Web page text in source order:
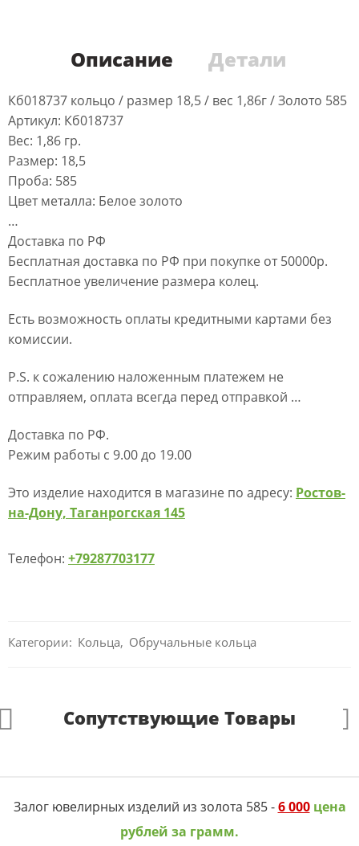
Описание Детали
Кб018737 кольцо / размер 18,5 / вес 1,86г / Золото 585
Артикул: Кб018737
Вес: 1,86 гр.
Размер: 18,5
Проба: 585
Цвет металла: Белое золото
…
Доставка по РФ
Бесплатная доставка по РФ при покупке от 50000р.
Бесплатное увеличение размера колец.
Есть возможность оплаты кредитными картами без
комиссии.
P.S. к сожалению наложенным платежем не
отправляем, оплата всегда перед отправкой …
Доставка по РФ.
Режим работы с 9.00 до 19.00
Это изделие находится в магазине по адресу: Ростов-
на-Дону, Таганрогская 145
Телефон: +79287703177
Категории: Кольца, Обручальные кольца
Сопутствующие Товары
Залог ювелирных изделий из золота 585 -6 000цена
рублей за грамм.